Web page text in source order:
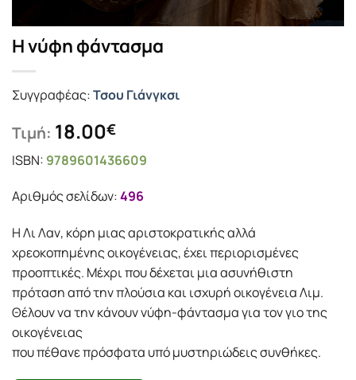
Η νύφη φάντασμα
Συγγραφέας:Τσου Γιάνγκσι
Τιμή: 18.00€
ISBN: 9789601436609
Αριθμός σελίδων:496
Η Λι Λαν, κόρη µιας αριστοκρατικής αλλά
χρεοκοπηµένης οικογένειας, έχει περιορισµένες
προοπτικές. Μέχρι που δέχεται µια ασυνήθιστη
πρόταση από την πλούσια και ισχυρή οικογένεια Λιµ.
Θέλουν να την κάνουν νύφη-φάντασµα για τον γιο της
οικογένειας
που πέθανε πρόσφατα υπό µυστηριώδεις συνθήκες.